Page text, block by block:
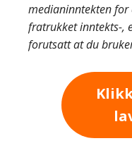
medianinntekten for
fratrukket inntekts-,
forutsatt at du